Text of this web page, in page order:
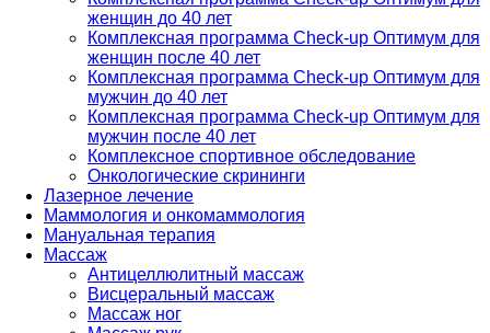
женщин до 40 лет
Комплексная программа Check-up Оптимум для
женщин после 40 лет
Комплексная программа Check-up Оптимум для
мужчин до 40 лет
Комплексная программа Check-up Оптимум для
мужчин после 40 лет
Комплексное спортивное обследование
Онкологические скрининги
Лазерное лечение
Маммология и онкомаммология
Мануальная терапия
Массаж
Антицеллюлитный массаж
Висцеральный массаж
Массаж ног